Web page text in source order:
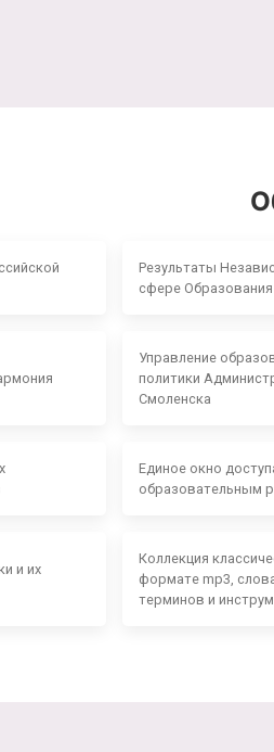
Результаты
сфере Образования
Управление
политики
Смоленска
Единое окно
образовательным
и их
Коллекция
формате mp3,
терминов и